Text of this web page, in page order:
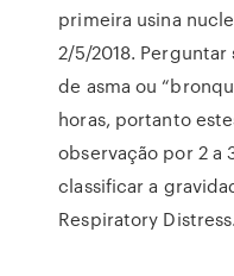
primeira usina
2/5/2018.
de asma ou
horas, portanto
observação por 2 a
classificar a
Respiratory Distress.